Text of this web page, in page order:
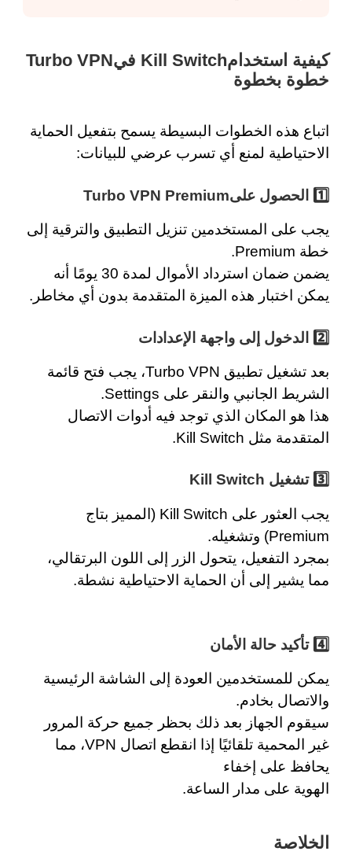
كيفية استخدامKill Switch فيTurbo VPN
خطوة بخطوة
اتباع هذه الخطوات البسيطة يسمح بتفعيل الحماية
الاحتياطية لمنع أي تسرب عرضي للبيانات:
1️⃣ الحصول علىTurbo VPN Premium
يجب على المستخدمين تنزيل التطبيق والترقية إلى
خطة Premium.
يضمن ضمان استرداد الأموال لمدة 30 يومًا أنه
يمكن اختبار هذه الميزة المتقدمة بدون أي مخاطر.
2️⃣ الدخول إلى واجهة الإعدادات
بعد تشغيل تطبيق Turbo VPN، يجب فتح قائمة
الشريط الجانبي والنقر على Settings.
هذا هو المكان الذي توجد فيه أدوات الاتصال
المتقدمة مثل Kill Switch.
3️⃣ تشغيل Kill Switch
يجب العثور على Kill Switch (المميز بتاج
Premium) وتشغيله.
بمجرد التفعيل، يتحول الزر إلى اللون البرتقالي،
مما يشير إلى أن الحماية الاحتياطية نشطة.
4️⃣ تأكيد حالة الأمان
يمكن للمستخدمين العودة إلى الشاشة الرئيسية
والاتصال بخادم.
سيقوم الجهاز بعد ذلك بحظر جميع حركة المرور
غير المحمية تلقائيًا إذا انقطع اتصال VPN، مما
يحافظ على إخفاء
الهوية على مدار الساعة.
الخلاصة